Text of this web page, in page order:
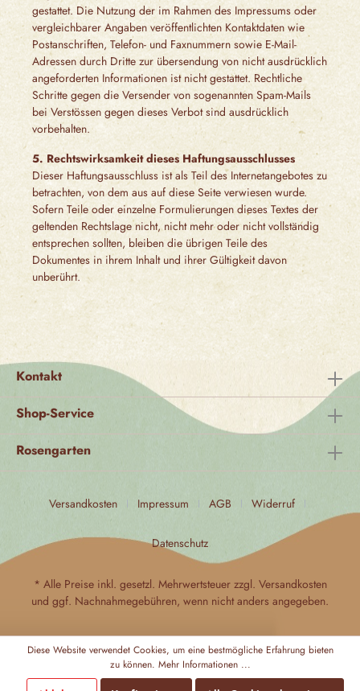
gestattet. Die Nutzung der im Rahmen des Impressums oder
vergleichbarer Angaben veröffentlichten Kontaktdaten wie
Postanschriften, Telefon- und Faxnummern sowie E-Mail-
Adressen durch Dritte zur übersendung von nicht ausdrücklich
angeforderten Informationen ist nicht gestattet. Rechtliche
Schritte gegen die Versender von sogenannten Spam-Mails
bei Verstössen gegen dieses Verbot sind ausdrücklich
vorbehalten.
5. Rechtswirksamkeit dieses Haftungsausschlusses
Dieser Haftungsausschluss ist als Teil des Internetangebotes zu
betrachten, von dem aus auf diese Seite verwiesen wurde.
Sofern Teile oder einzelne Formulierungen dieses Textes der
geltenden Rechtslage nicht, nicht mehr oder nicht vollständig
entsprechen sollten, bleiben die übrigen Teile des
Dokumentes in ihrem Inhalt und ihrer Gültigkeit davon
unberührt.
Kontakt
Shop-Service
Rosengarten
Versandkosten Impressum AGB Widerruf
Datenschutz
* Alle Preise inkl. gesetzl. Mehrwertsteuer zzgl. Versandkosten
und ggf. Nachnahmegebühren, wenn nicht anders angegeben.
Diese Website verwendet Cookies, um eine bestmögliche Erfahrung bieten
zu können. Mehr Informationen ...